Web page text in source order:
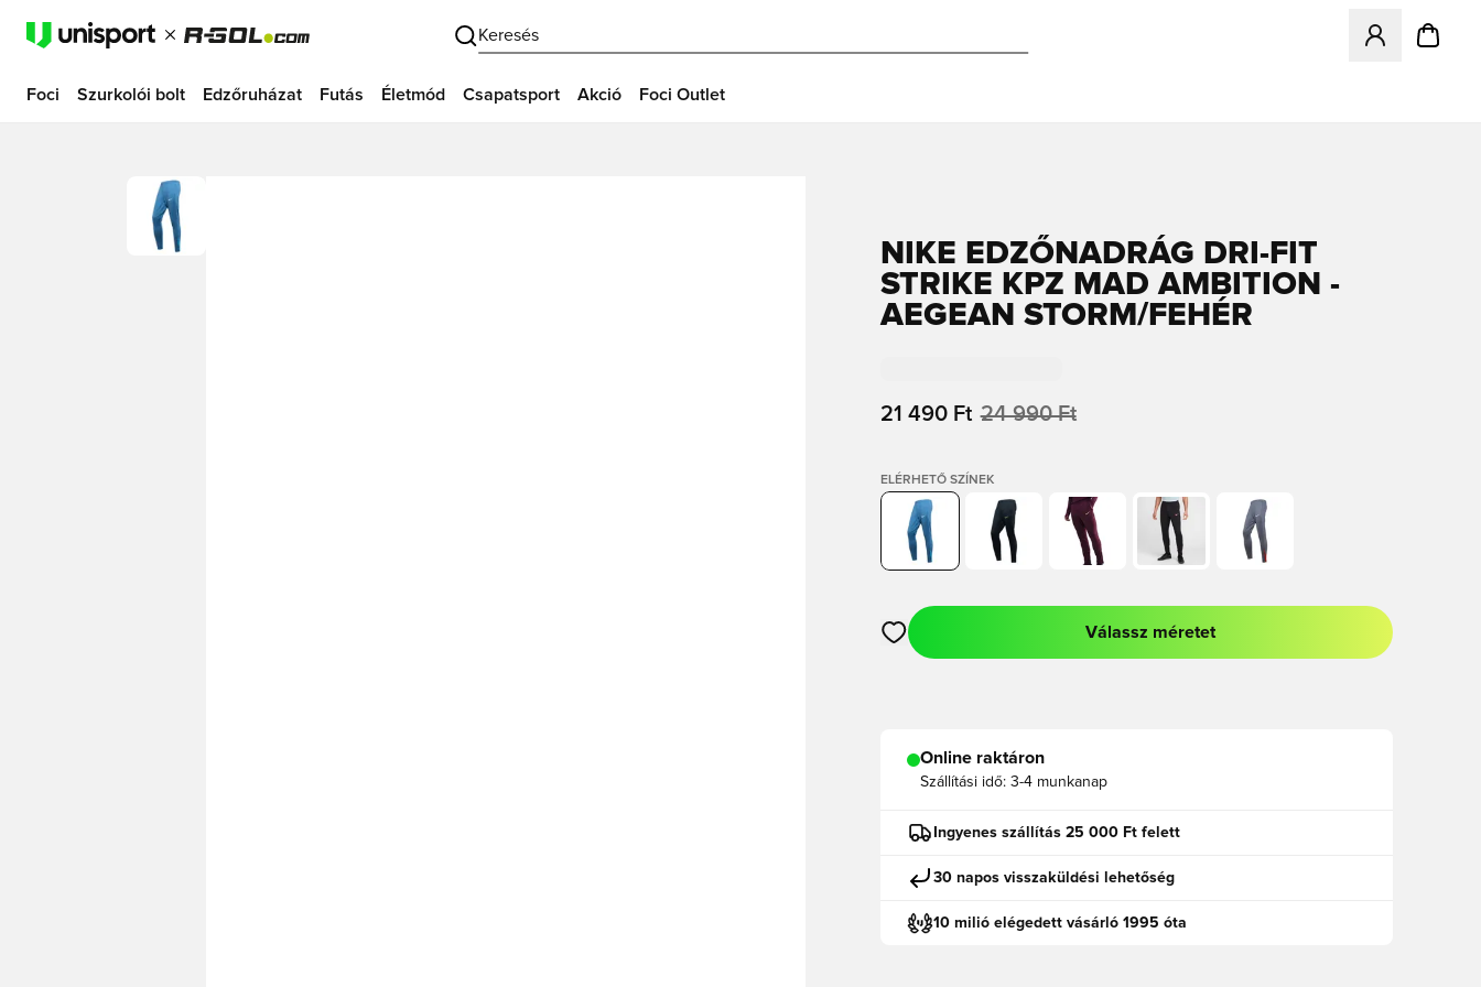
Keresés
Megnyit egy
Foci Szurkolói bolt Edzőruházat Futás Életmód Csapatsport Akció Foci Outlet
NIKE EDZŐNADRÁG DRI-FIT
STRIKE KPZ MAD AMBITION -
AEGEAN STORM/FEHÉR
21 490 Ft 24 990 Ft
ELÉRHETŐ SZÍNEK
Megnyit egy modált a bejelentkezéshez vagy a tagként való regisztrációhoz
Válassz méretet
Online raktáron
Szállítási idő: 3-4 munkanap
Ingyenes szállítás 25 000 Ft felett
30 napos visszaküldési lehetőség
10 milió elégedett vásárló 1995 óta